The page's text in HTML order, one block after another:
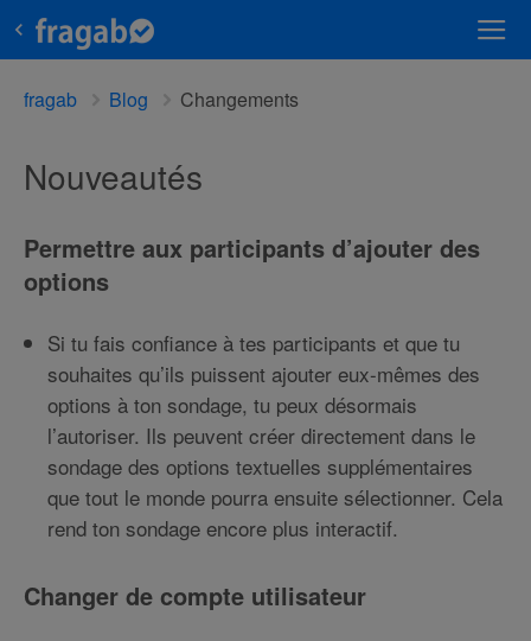
fragab Blog Changements
Nouveautés
Permettre aux participants d’ajouter des
options
Si tu fais confiance à tes participants et que tu
souhaites qu’ils puissent ajouter eux-mêmes des
options à ton sondage, tu peux désormais
l’autoriser. Ils peuvent créer directement dans le
sondage des options textuelles supplémentaires
que tout le monde pourra ensuite sélectionner. Cela
rend ton sondage encore plus interactif.
Changer de compte utilisateur